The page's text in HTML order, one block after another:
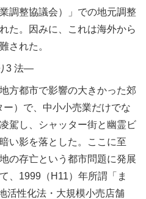
調整協議会）」での地元調整
た。因みに、これは海外から
された。
3 法―
方都市で影響の大きかった郊
）で、中小小売業だけでな
駕し、シャッター街と幽霊ビ
い影を落とした。ここに至
の存亡という都市問題に発展
、1999（H11）年所謂「ま
活性化法・大規模小売店舗